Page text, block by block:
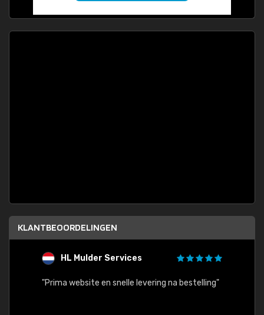
KLANTBEOORDELINGEN
HL Mulder Services
"Prima website en snelle levering na bestelling"